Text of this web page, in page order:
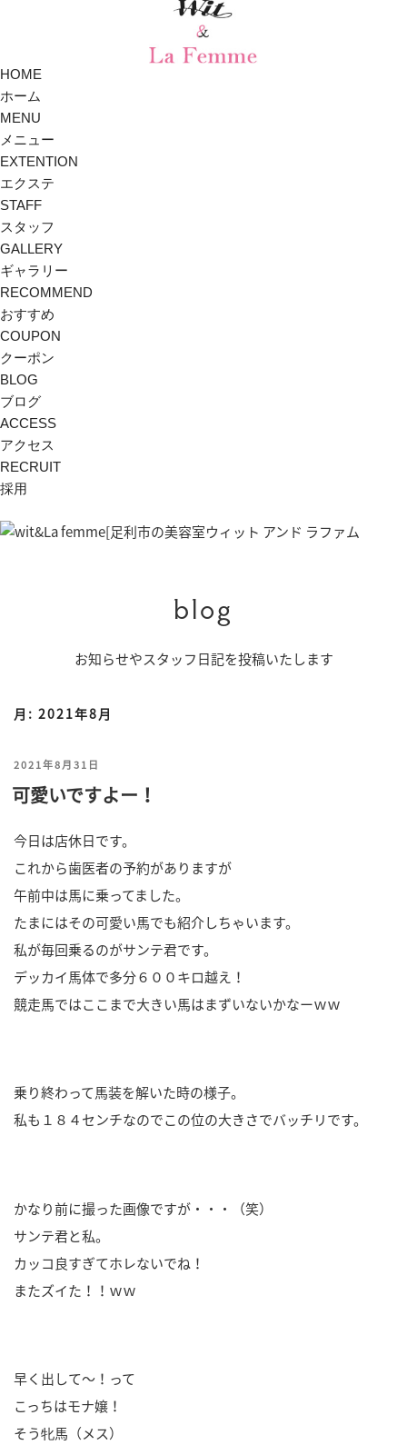
HOME
ホーム
MENU
メニュー
EXTENTION
エクステ
STAFF
スタッフ
GALLERY
ギャラリー
RECOMMEND
おすすめ
COUPON
クーポン
BLOG
ブログ
ACCESS
アクセス
RECRUIT
採用
blog
お知らせやスタッフ日記を投稿いたします
月: 2021年8月
投
稿
2021年8月31日
可愛いですよー！
今日は店休日です。
これから歯医者の予約がありますが
午前中は馬に乗ってました。
たまにはその可愛い馬でも紹介しちゃいます。
私が毎回乗るのがサンテ君です。
デッカイ馬体で多分６００キロ越え！
競走馬ではここまで大きい馬はまずいないかなーｗｗ
乗り終わって馬装を解いた時の様子。
私も１８４センチなのでこの位の大きさでバッチリです。
かなり前に撮った画像ですが・・・（笑）
サンテ君と私。
カッコ良すぎてホレないでね！
またズイた！！ｗｗ
早く出して～！って
こっちはモナ嬢！
そう牝馬（メス）